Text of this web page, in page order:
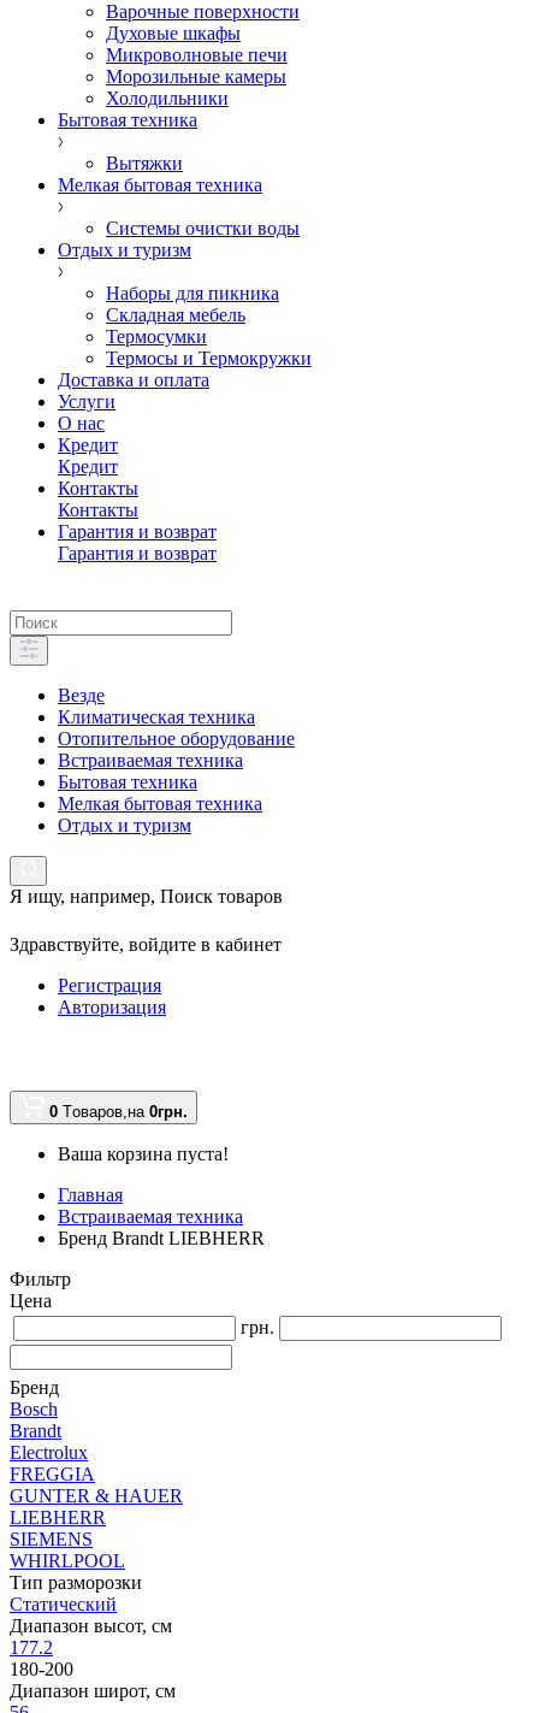
Варочные поверхности
Духовые шкафы
Микроволновые печи
Морозильные камеры
Холодильники
Бытовая техника
Вытяжки
Мелкая бытовая техника
Системы очистки воды
Отдых и туризм
Наборы для пикника
Складная мебель
Термосумки
Термосы и Термокружки
Доставка и оплата
Услуги
О нас
Кредит
Кредит
Контакты
Контакты
Гарантия и возврат
Гарантия и возврат
Везде
Климатическая техника
Отопительное оборудование
Встраиваемая техника
Бытовая техника
Мелкая бытовая техника
Отдых и туризм
Я ищу, например, Поиск товаров
Здравствуйте, войдите в кабинет
Регистрация
Авторизация
0 Tоваров,на 0грн.
Ваша корзина пуста!
Главная
Встраиваемая техника
Бренд Brandt LIEBHERR
Фильтр
Цена
грн.
Бренд
Bosch
Brandt
Electrolux
FREGGIA
GUNTER & HAUER
LIEBHERR
SIEMENS
WHIRLPOOL
Тип разморозки
Статический
Диапазон высот, см
177.2
180-200
Диапазон широт, см